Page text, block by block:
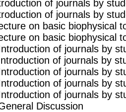
of journals by
of journals by
on basic biophysical
on basic biophysical
of journals by
of journals by
of journals by
of journals by
of journals by
Discussion